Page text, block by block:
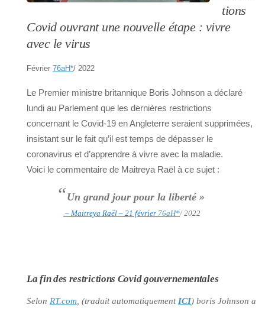
tions
Covid ouvrant une nouvelle étape : vivre
avec le virus
Février 76aH*/ 2022
Le Premier ministre britannique Boris Johnson a déclaré
lundi au Parlement que les dernières restrictions
concernant le Covid-19 en Angleterre seraient supprimées,
insistant sur le fait qu’il est temps de dépasser le
coronavirus et d’apprendre à vivre avec la maladie.
Voici le commentaire de Maitreya Raël à ce sujet :
“Un grand jour pour la liberté »
– Maitreya Raël – 21 février 76aH*/ 2022
La fin des restrictions Covid gouvernementales
Selon RT.com, (traduit automatiquementICI) boris Johnson a